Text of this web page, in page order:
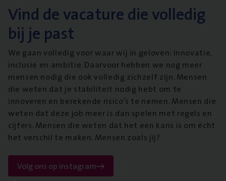
Vind de vacature die volledig
bij je past
We gaan volledig voor waar wij in geloven: innovatie,
inclusie en ambitie. Daarvoor hebben we nog meer
mensen nodig die ook volledig zichzelf zijn. Mensen
die weten dat je stabiliteit nodig hebt om te
innoveren en berekende risico’s te nemen. Mensen die
weten dat deze job meer is dan spelen met regels en
cijfers. Mensen die weten dat het een kans is om écht
het verschil te maken. Mensen zoals jij?
Volg ons op instagram